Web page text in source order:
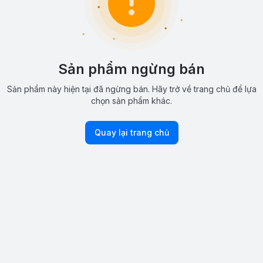
Sản phẩm ngừng bán
Sản phẩm này hiện tại đã ngừng bán. Hãy trở về trang chủ để lựa
chọn sản phẩm khác.
Quay lại trang chủ